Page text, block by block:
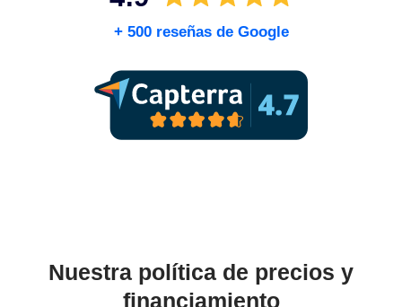
+ 500 reseñas de Google